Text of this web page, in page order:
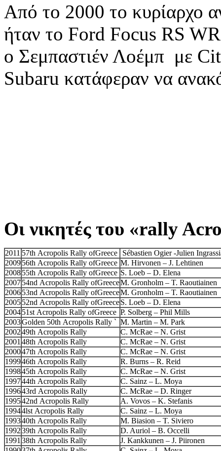
Από το 2000 το κυρίαρχο
ήταν το Ford Focus RS
ο Σεμπαστιέν Λοέμπ με
Subaru κατάφεραν να
Οι νικητές του «rally
2011 57th Acropolis Rally ofGreece
Sébastien Ogier -Julien
200956th Acropolis Rally ofGreece M. Hirvonen – J. Lehtinen
200855th Acropolis Rally ofGreece S. Loeb – D. Elena
200754nd Acropolis Rally ofGreeceM. Gronholm – T. Raoutiainen
200653nd Acropolis Rally ofGreeceM. Gronholm – T. Raoutiainen
200552nd Acropolis Rally ofGreeceS. Loeb – D. Elena
200451st Acropolis Rally ofGreece P. Solberg – Phil Mills
2003Golden 50th Acropolis Rally ` M. Martin – M. Park
200249th Acropolis Rally
C. McRae – N. Grist
2001 48th Acropolis Rally
C. McRae – N. Grist
200047th Acropolis Rally
C. McRae – N. Grist
199946th Acropolis Rally
R. Burns – R. Reid
199845th Acropolis Rally
C. McRae – N. Grist
199744th Acropolis Rally
C. Sainz – L. Moya
199643rd Acropolis Rally
C. McRae – D. Ringer
199542nd Acropolis Rally
A. Vovos – K. Stefanis
19944lst Acropolis Rally
C. Sainz – L. Moya
199340th Acropolis Rally
M. Biasion – T. Siviero
199239th Acropolis Rally
D. Auriol – B. Occelli
1991 38th Acropolis Rally
J. Kankkunen – J. Piironen